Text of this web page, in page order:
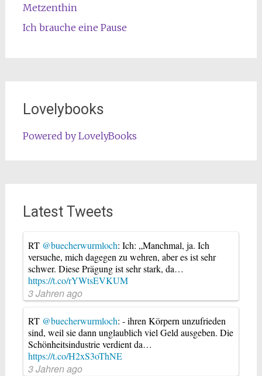
Metzenthin
Ich brauche eine Pause
Lovelybooks
Powered by LovelyBooks
Latest Tweets
RT @buecherwurmloch: Ich: „Manchmal, ja. Ich
versuche, mich dagegen zu wehren, aber es ist sehr
schwer. Diese Prägung ist sehr stark, da…
https://t.co/rYWtsEVKUM
3 Jahren ago
RT @buecherwurmloch: - ihren Körpern unzufrieden
sind, weil sie dann unglaublich viel Geld ausgeben. Die
Schönheitsindustrie verdient da…
https://t.co/H2xS3oThNE
3 Jahren ago